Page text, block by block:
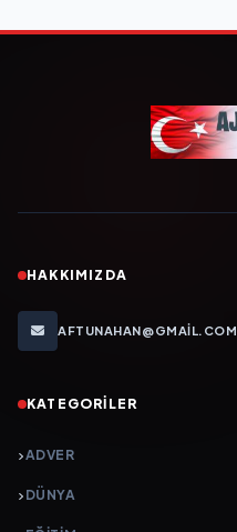
HAKKIMIZDA
AFTUNAHAN@GMAIL.COM
KATEGORILER
ADVER
DÜNYA